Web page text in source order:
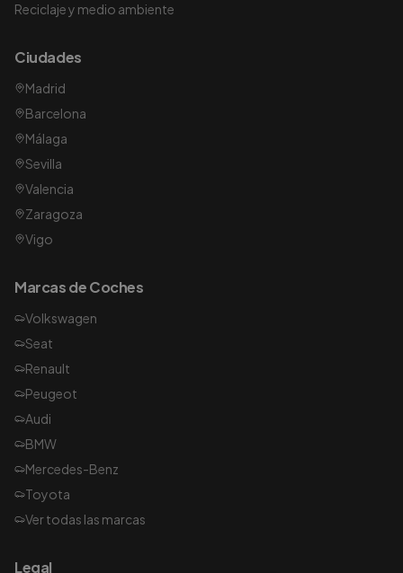
Reciclaje y medio ambiente
Ciudades
Madrid
Barcelona
Málaga
Sevilla
Valencia
Zaragoza
Vigo
Marcas de Coches
Volkswagen
Seat
Renault
Peugeot
Audi
BMW
Mercedes-Benz
Toyota
Ver todas las marcas
Legal